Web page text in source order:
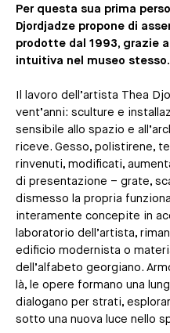
Per questa sua prima
Djordjadze propone di
prodotte dal 1993, grazie
intuitiva nel museo stesso.
Il lavoro dell’artista Thea
vent’anni: sculture e
sensibile allo spazio e
riceve. Gesso, polistirene,
rinvenuti, modificati,
di presentazione – grate,
dismesso la propria
interamente concepite in
laboratorio dell’artista,
edificio modernista o
dell’alfabeto georgiano.
là, le opere formano una
dialogano per strati,
sotto una nuova luce nello